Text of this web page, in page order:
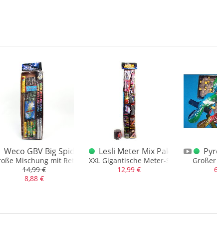
1851
"EEN METER"
Weco GBV Big Spider groß Retro Sortiment
Mischung mit Retro Artikeln
14,99 €
8,88 €
Lesli Meter Mix Pakete XXL
XXL Gigantische Meter-Sortimente
12,99 €